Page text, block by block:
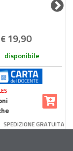
€ 19,90
disponibile
SPEDIZIONE GRATUITA